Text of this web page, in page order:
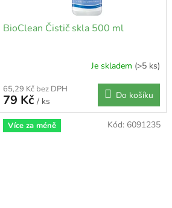
BioClean Čistič skla 500 ml
Je skladem (>5 ks)
65,29 Kč bez DPH
79 Kč / ks
Do košíku
Více za méně Kód: 6091235